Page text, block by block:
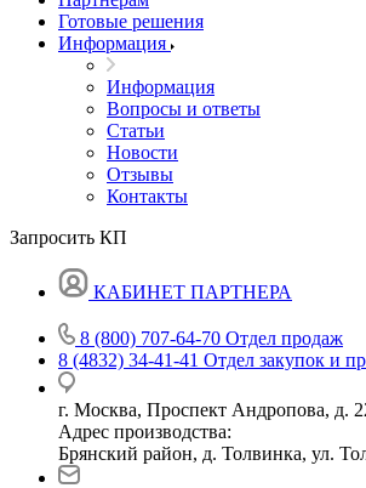
Готовые решения
Информация
Информация
Вопросы и ответы
Статьи
Новости
Отзывы
Контакты
Запросить КП
КАБИНЕТ ПАРТНЕРА
8 (800) 707-64-70 Отдел продаж
8 (4832) 34-41-41 Отдел закупок и
г. Москва, Проспект Андропова, д.
Адрес производства:
Брянский район, д. Толвинка, ул.